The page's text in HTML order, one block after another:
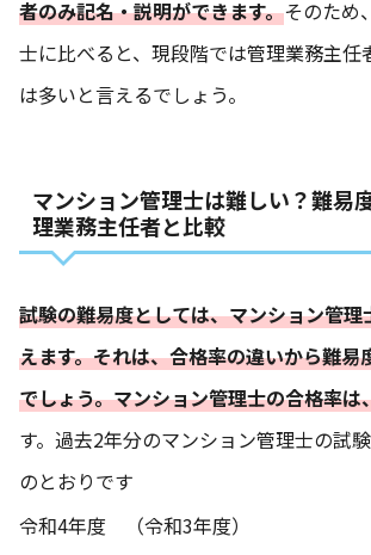
者のみ記名・説明ができます。そのため
士に比べると、現段階では管理業務主任
は多いと言えるでしょう。
マンション管理士は難しい？難易
理業務主任者と比較
試験の難易度としては、マンション管理
えます。それは、合格率の違いから難易
でしょう。マンション管理士の合格率は
す。過去2年分のマンション管理士の試
のとおりです
令和4年度 （令和3年度）